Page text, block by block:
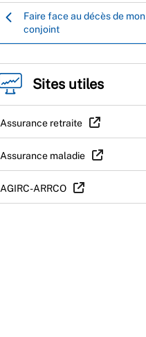
Faire face au décès de mon
conjoint
Sites utiles
Assurance retraite
Assurance maladie
AGIRC-ARRCO